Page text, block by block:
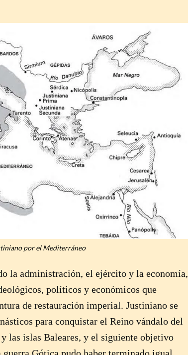
por el Mediterráneo
la administración, el ejército y la economía,
políticos y económicos que
de restauración imperial. Justiniano se
para conquistar el Reino vándalo del
las islas Baleares, y el siguiente objetivo